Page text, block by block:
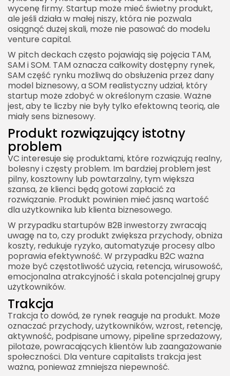
wycenę firmy. Startup może mieć świetny produkt,
ale jeśli działa w małej niszy, która nie pozwala
osiągnąć dużej skali, może nie pasować do modelu
venture capital.
W pitch deckach często pojawiają się pojęcia TAM,
SAM i SOM. TAM oznacza całkowity dostępny rynek,
SAM część rynku możliwą do obsłużenia przez dany
model biznesowy, a SOM realistyczny udział, który
startup może zdobyć w określonym czasie. Ważne
jest, aby te liczby nie były tylko efektowną teorią, ale
miały sens biznesowy.
Produkt rozwiązujący istotny
problem
VC interesuje się produktami, które rozwiązują realny,
bolesny i częsty problem. Im bardziej problem jest
pilny, kosztowny lub powtarzalny, tym większa
szansa, że klienci będą gotowi zapłacić za
rozwiązanie. Produkt powinien mieć jasną wartość
dla użytkownika lub klienta biznesowego.
W przypadku startupów B2B inwestorzy zwracają
uwagę na to, czy produkt zwiększa przychody, obniża
koszty, redukuje ryzyko, automatyzuje procesy albo
poprawia efektywność. W przypadku B2C ważna
może być częstotliwość użycia, retencja, wirusowość,
emocjonalna atrakcyjność i skala potencjalnej grupy
użytkowników.
Trakcja
Trakcja to dowód, że rynek reaguje na produkt. Może
oznaczać przychody, użytkowników, wzrost, retencję,
aktywność, podpisane umowy, pipeline sprzedażowy,
pilotaże, powracających klientów lub zaangażowanie
społeczności. Dla venture capitalists trakcja jest
ważna, ponieważ zmniejsza niepewność.